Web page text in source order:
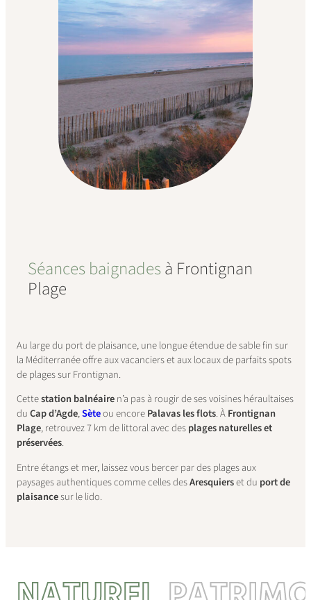
Séances baignades à Frontignan
Plage
Au large du port de plaisance, une longue étendue de sable fin sur
la Méditerranée offre aux vacanciers et aux locaux de parfaits spots
de plages sur Frontignan.
Cettestation balnéairen’a pas à rougir de ses voisines héraultaises
duCap d’Agde,Sèteou encorePalavas les flots. ÀFrontignan
Plage, retrouvez 7 km de littoral avec desplages naturelles et
préservées.
Entre étangs et mer, laissez vous bercer par des plages aux
paysages authentiques comme celles desAresquierset du port de
plaisancesur le lido.